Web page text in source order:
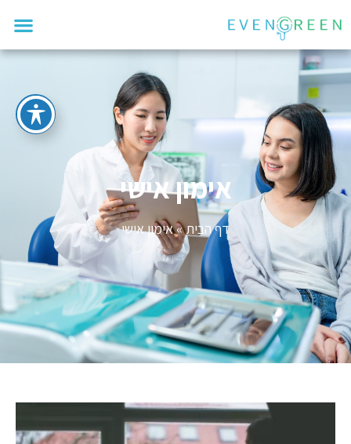
אימון אישי
דף הבית»אימון אישי